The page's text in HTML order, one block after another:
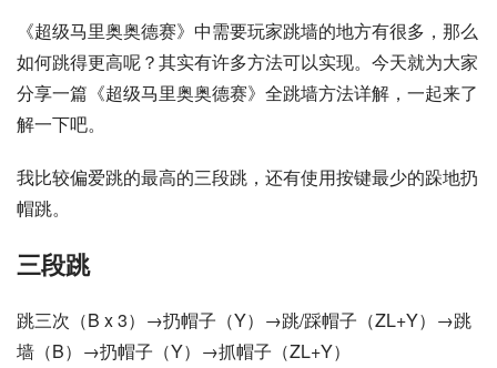
《超级马里奥奥德赛》中需要玩家跳墙的地方有很多，那么
如何跳得更高呢？其实有许多方法可以实现。今天就为大家
分享一篇《超级马里奥奥德赛》全跳墙方法详解，一起来了
解一下吧。
我比较偏爱跳的最高的三段跳，还有使用按键最少的跺地扔
帽跳。
三段跳
跳三次（B x 3）→扔帽子（Y）→跳/踩帽子（ZL+Y）→跳
墙（B）→扔帽子（Y）→抓帽子（ZL+Y）